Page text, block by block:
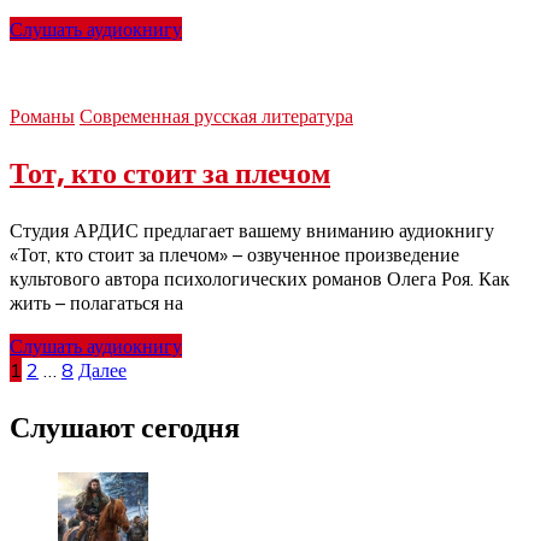
Слушать аудиокнигу
Романы Современная русская литература
Тот, кто стоит за плечом
Студия АРДИС предлагает вашему вниманию аудиокнигу
«Тот, кто стоит за плечом» – озвученное произведение
культового автора психологических романов Олега Роя. Как
жить – полагаться на
Слушать аудиокнигу
Пагинация
записей
1 2 8 Далее
Слушают сегодня